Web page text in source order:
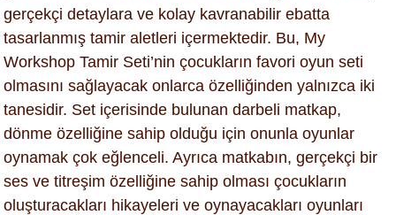
gerçekçi detaylara ve kolay kavranabilir ebatta
tasarlanmış tamir aletleri içermektedir. Bu, My
Workshop Tamir Seti’nin çocukların favori oyun seti
olmasını sağlayacak onlarca özelliğinden yalnızca iki
tanesidir. Set içerisinde bulunan darbeli matkap,
dönme özelliğine sahip olduğu için onunla oyunlar
oynamak çok eğlenceli. Ayrıca matkabın, gerçekçi bir
ses ve titreşim özelliğine sahip olması çocukların
oluşturacakları hikayeleri ve oynayacakları oyunları